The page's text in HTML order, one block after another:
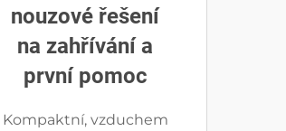
nouzové řešení
na zahřívání a
první pomoc
Kompaktní, vzduchem